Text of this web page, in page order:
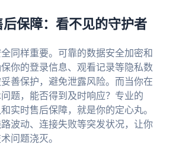
保障：看不见的守护者
同样重要。可靠的数据安全加密和
你的登录信息、观看记录等隐私数
善保护，避免泄露风险。而当你在
题，能否得到及时响应？专业的
实时售后保障，就是你的定心丸。
波动、连接失败等突发状况，让你
问题浇灭。